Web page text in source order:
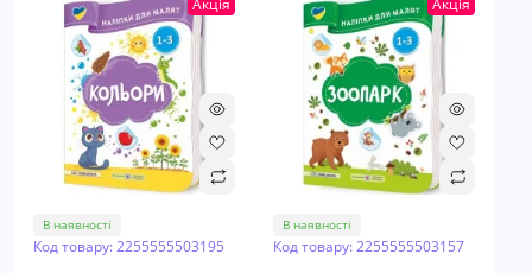
Акція
В наявності
Код товару: 2255555503195
Акція
В наявності
Код товару: 2255555503157